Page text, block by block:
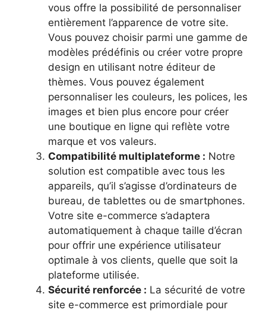
vous offre la possibilité de personnaliser
entièrement l’apparence de votre site.
Vous pouvez choisir parmi une gamme de
modèles prédéfinis ou créer votre propre
design en utilisant notre éditeur de
thèmes. Vous pouvez également
personnaliser les couleurs, les polices, les
images et bien plus encore pour créer
une boutique en ligne qui reflète votre
marque et vos valeurs.
Compatibilité multiplateforme : Notre
solution est compatible avec tous les
appareils, qu’il s’agisse d’ordinateurs de
bureau, de tablettes ou de smartphones.
Votre site e-commerce s’adaptera
automatiquement à chaque taille d’écran
pour offrir une expérience utilisateur
optimale à vos clients, quelle que soit la
plateforme utilisée.
Sécurité renforcée : La sécurité de votre
site e-commerce est primordiale pour